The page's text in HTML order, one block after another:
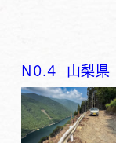
N0. 4 山梨県